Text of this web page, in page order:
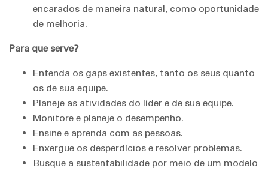
encarados de maneira natural, como oportunidade
de melhoria.
Para que serve?
Entenda os gaps existentes, tanto os seus quanto
os de sua equipe.
Planeje as atividades do líder e de sua equipe.
Monitore e planeje o desempenho.
Ensine e aprenda com as pessoas.
Enxergue os desperdícios e resolver problemas.
Busque a sustentabilidade por meio de um modelo